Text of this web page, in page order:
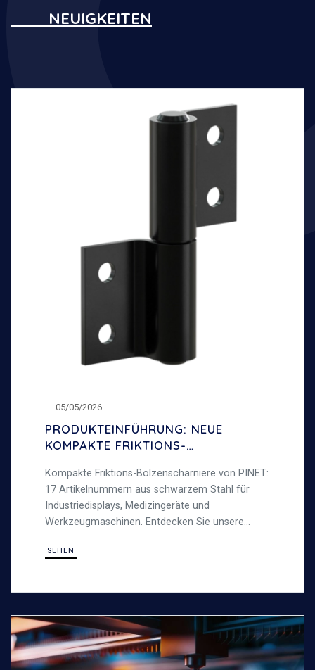
NEUIGKEITEN
05/05/2026
PRODUKTEINFÜHRUNG: NEUE
KOMPAKTE FRIKTIONS-
Kompakte Friktions-Bolzenscharniere von PINET:
17 Artikelnummern aus schwarzem Stahl für
Industriedisplays, Medizingeräte und
Werkzeugmaschinen. Entdecken Sie unsere
SEHEN